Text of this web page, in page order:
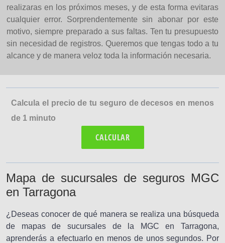
realizaras en los próximos meses, y de esta forma evitaras
cualquier error. Sorprendentemente sin abonar por este
motivo, siempre preparado a sus faltas. Ten tu presupuesto
sin necesidad de registros. Queremos que tengas todo a tu
alcance y de manera veloz toda la información necesaria.
Calcula el precio de tu seguro de decesos en menos
de 1 minuto
CALCULAR
Mapa de sucursales de seguros MGC
en Tarragona
¿Deseas conocer de qué manera se realiza una búsqueda
de mapas de sucursales de la MGC en Tarragona,
aprenderás a efectuarlo en menos de unos segundos. Por